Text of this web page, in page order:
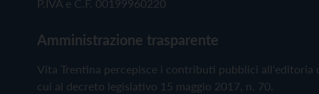
P.IVA e C.F. 00199960220
Amministrazione trasparente
Vita Trentina percepisce i contributi pubblici all'editoria
cui al decreto legislativo 15 maggio 2017, n. 70.